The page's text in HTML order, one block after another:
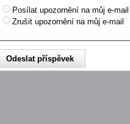
Posílat upozornění na můj e-mail
Zrušit upozornění na můj e-mail